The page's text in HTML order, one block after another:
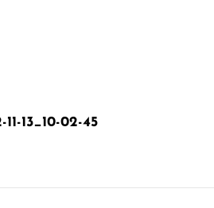
13_10-02-45